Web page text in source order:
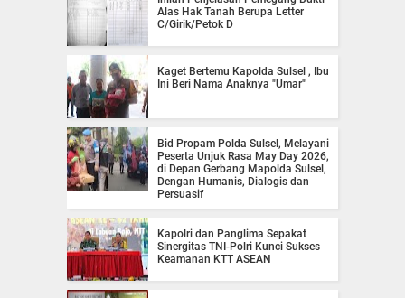
Alas Hak Tanah Berupa Letter
C/Girik/Petok D
Kaget Bertemu Kapolda Sulsel , Ibu
Ini Beri Nama Anaknya "Umar"
Bid Propam Polda Sulsel, Melayani
Peserta Unjuk Rasa May Day 2026,
di Depan Gerbang Mapolda Sulsel,
Dengan Humanis, Dialogis dan
Persuasif
Kapolri dan Panglima Sepakat
Sinergitas TNI-Polri Kunci Sukses
Keamanan KTT ASEAN